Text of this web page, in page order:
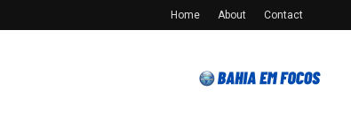
Home About Contact